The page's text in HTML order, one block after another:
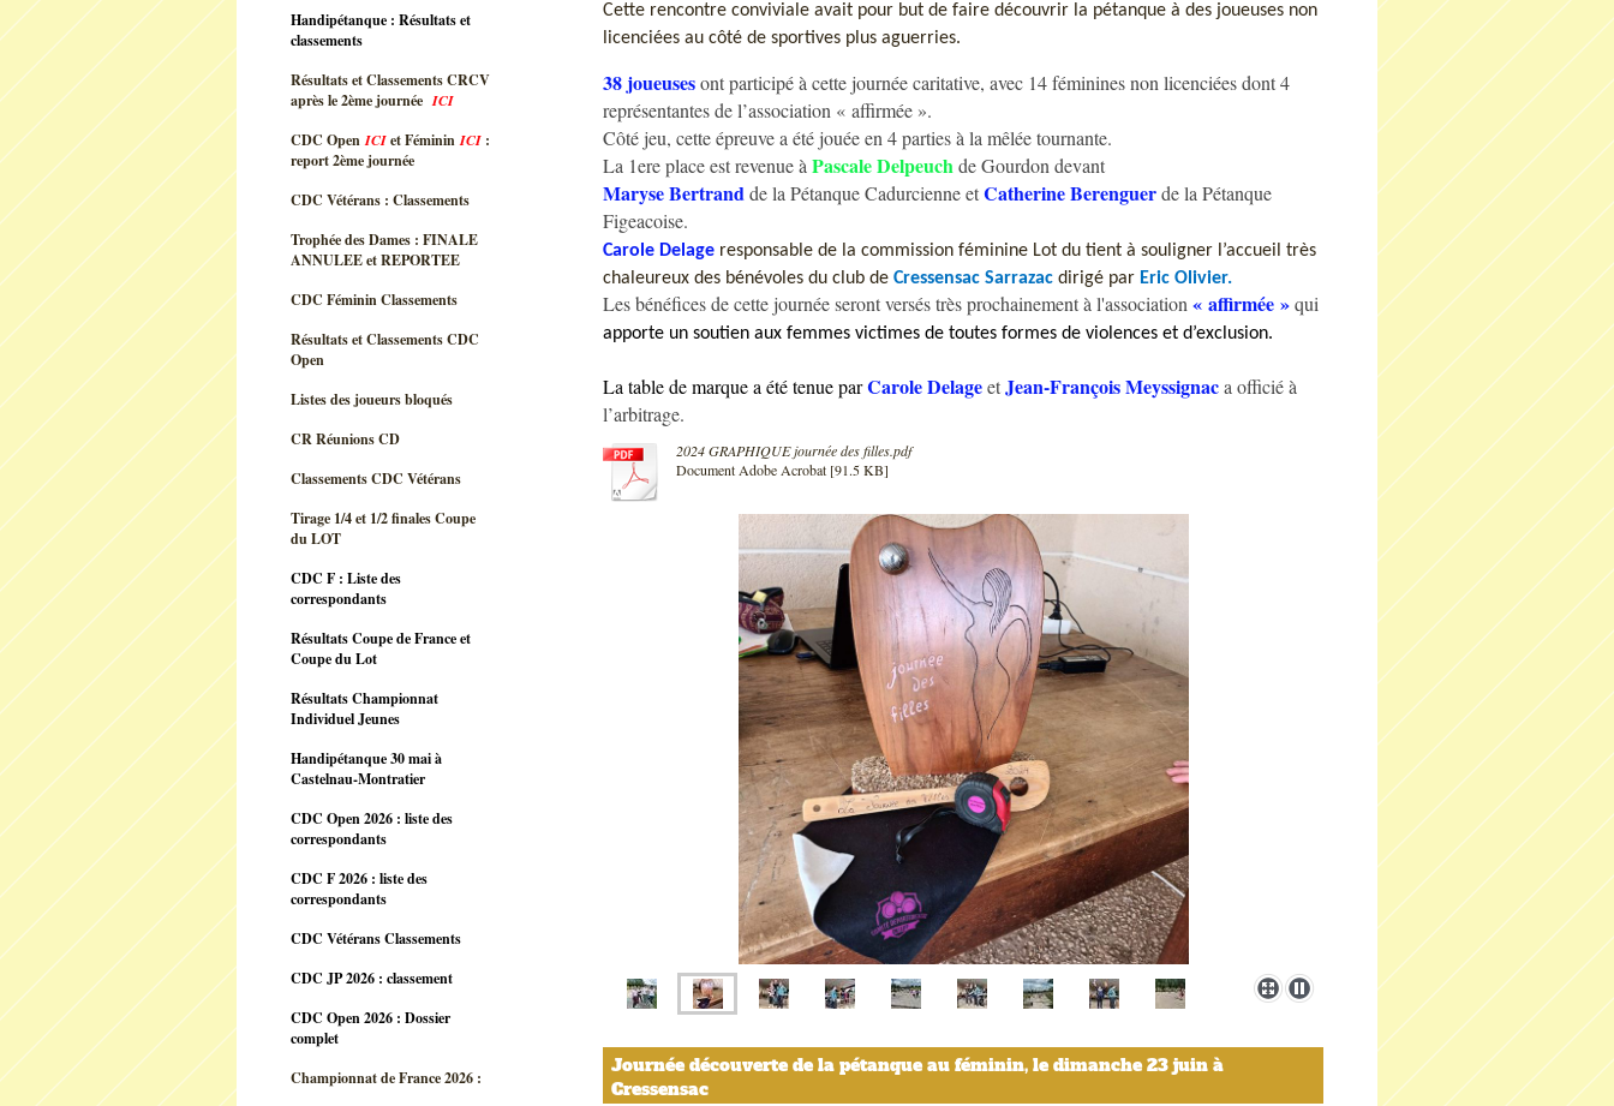
Handipétanque : Résultats et
classements
Résultats et Classements CRCV
après le 2ème journée ICI
CDC OpenICIet FémininICI :
report 2ème journée
CDC Vétérans : Classements
Trophée des Dames : FINALE
ANNULEE et REPORTEE
CDC Féminin Classements
Résultats et Classements CDC
Open
Listes des joueurs bloqués
CR Réunions CD
Classements CDC Vétérans
Tirage 1/4 et 1/2 finales Coupe
du LOT
CDC F : Liste des
correspondants
Résultats Coupe de France et
Coupe du Lot
Résultats Championnat
Individuel Jeunes
Handipétanque 30 mai à
Castelnau-Montratier
CDC Open 2026 : liste des
correspondants
CDC F 2026 : liste des
correspondants
CDC Vétérans Classements
CDC JP 2026 : classement
CDC Open 2026 : Dossier
complet
Championnat de France 2026 :
Cette rencontre conviviale avait pour but de faire découvrir la pétanque à des joueuses non
licenciées au côté de sportives plus aguerries.
38 joueusesont participé à cette journée caritative, avec 14 féminines non licenciées dont 4
représentantes de l’association « affirmée ».
Côté jeu, cette épreuve a été jouée en 4 parties à la mêlée tournante.
La 1ere place est revenue à Pascale Delpeuchde Gourdon devant
Maryse Bertrandde la Pétanque Cadurcienne etCatherine Berenguerde la Pétanque
Figeacoise.
Carole Delage responsable de la commission féminine Lot du tient à souligner l’accueil très
chaleureux des bénévoles du club de Cressensac Sarrazac dirigé par Eric Olivier.
Les bénéfices de cette journée seront versés très prochainement à l'association « affirmée »qui
apporte un soutien aux femmes victimes de toutes formes de violences et d’exclusion.
La table de marque a été tenue parCarole DelageetJean-François Meyssignaca officié à
l’arbitrage.
2024 GRAPHIQUE journée des filles.pdf
Document Adobe Acrobat [91.5 KB]
Journée découverte de la pétanque au féminin, le dimanche 23 juin à
Cressensac